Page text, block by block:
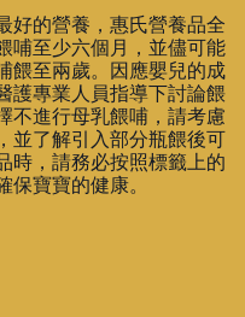
上
好的營養，惠氏營養品全
哺至少六個月，並儘可能
餵至兩歲。因應嬰兒的成
護專業人員指導下討論餵
不進行母乳餵哺，請考慮
並了解引入部分瓶餵後可
時，請務必按照標籤上的
寶寶的健康。